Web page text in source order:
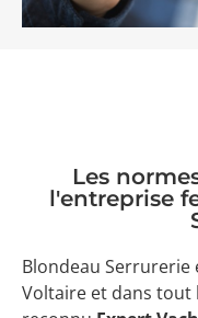
Les
l'entreprise
Blondeau Serrurerie
Voltaire et dans tout